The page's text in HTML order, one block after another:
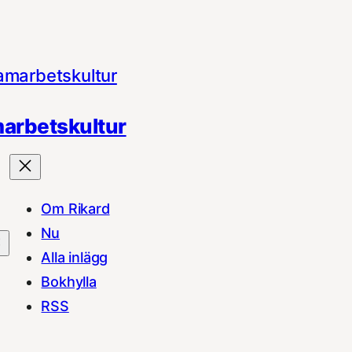
Om Rikard
Nu
Alla inlägg
Bokhylla
RSS